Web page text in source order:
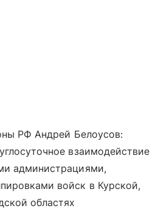
РФ Андрей Белоусов:
взаимодействие
администрациями,
войск в Курской,
областях